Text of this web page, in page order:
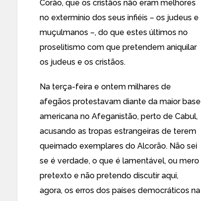
Corão, que os cristãos não eram melhores
no extermínio dos seus infiéis – os judeus e
muçulmanos –, do que estes últimos no
proselitismo com que pretendem aniquilar
os judeus e os cristãos.
Na terça-feira e ontem milhares de
afegãos protestavam diante da maior base
americana no Afeganistão, perto de Cabul,
acusando as tropas estrangeiras de terem
queimado exemplares do Alcorão. Não sei
se é verdade, o que é lamentável, ou mero
pretexto e não pretendo discutir aqui,
agora, os erros dos países democráticos na